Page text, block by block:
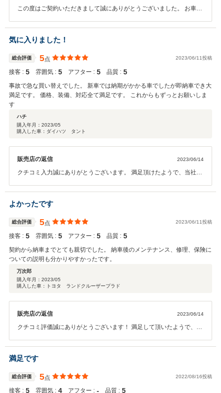
この度はご契約いただきまして誠にありがとうございました。 お車の
て、社員一同心から感謝しております。 何かお困りの際はぜひお気軽
にお問合せ下さい。 今後とも、どうぞ宜しくお願い致します。
気に入りました！
総合評価 5点 2023/06/11投稿
接客 : 5 雰囲気 : 5 アフター : 5 品質 : 5
事故で急な買い替えでした。 新車では納期がかかる車でしたが即納車でき大
満足です。 価格、装備、対応全て満足です。 これからもずっとお願いしま
す
ハチ
購入年月： 2023/05
購入した車：ダイハツ タント
販売店の返信 2023/06/14
クチコミ入力誠にありがとうございます。 満足頂けたようで、当社と
る事やお困りの事ありましらご連絡お待ちしています。 これからも末
永くさいとう自動車をよろしくお願いします。
よかったです
総合評価 5点 2023/06/11投稿
接客 : 5 雰囲気 : 5 アフター : 5 品質 : 5
契約から納車までとても親切でした。 納車後のメンテナンス、修理、保険に
ついての説明も分かりやすかったです。
万次郎
購入年月： 2023/05
購入した車：トヨタ ランドクルーザープラド
販売店の返信 2023/06/14
クチコミ評価誠にありがとうございます！ 満足して頂いたようで、当
ご連絡頂ければ幸いです。
満足です
総合評価 5点 2022/08/16投稿
接客 : 5 雰囲気 : 4 アフター : ‐ 品質 : 5